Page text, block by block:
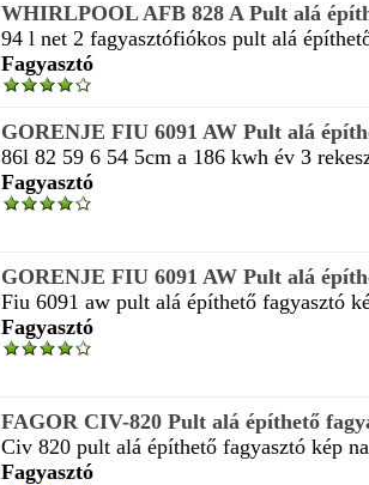
WHIRLPOOL AFB 828 A Pult alá
94 l net 2 fagyasztófiókos pult alá
Fagyasztó
GORENJE FIU 6091 AW Pult alá
86l 82 59 6 54 5cm a 186 kwh év 3
Fagyasztó
GORENJE FIU 6091 AW Pult alá
Fiu 6091 aw pult alá építhető fagyasztó
Fagyasztó
FAGOR CIV-820 Pult alá építhető
Civ 820 pult alá építhető fagyasztó kép
Fagyasztó